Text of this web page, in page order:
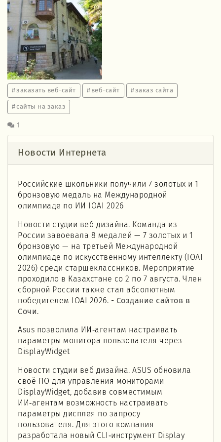
заказать веб-сайт веб-сайт заказ сайта
сайты на заказ
1
Новости Интернета
Российские школьники получили 7 золотых и 1
бронзовую медаль на Международной
олимпиаде по ИИ IOAI 2026
Новости студии веб дизайна. Команда из
России завоевала 8 медалей — 7 золотых и 1
бронзовую — на третьей Международной
олимпиаде по искусственному интеллекту (IOAI
2026) среди старшеклассников. Мероприятие
проходило в Казахстане со 2 по 7 августа. Член
сборной России также стал абсолютным
победителем IOAI 2026. - Создание сайтов в
Сочи.
Asus позволила ИИ‑агентам настраивать
параметры монитора пользователя через
DisplayWidget
Новости студии веб дизайна. ASUS обновила
своё ПО для управления мониторами
DisplayWidget, добавив совместимым
ИИ‑агентам возможность настраивать
параметры дисплея по запросу
пользователя. Для этого компания
разработала новый CLI‑инструмент Display